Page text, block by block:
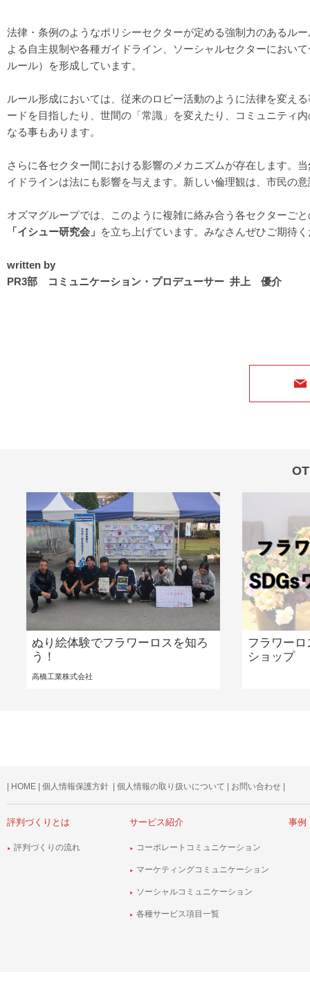
法律・条例のようなポリシーセクターが定める強制力のあるル
よる自主規制や各種ガイドライン、ソーシャルセクターにおい
ルール）を形成しています。
ルール形成においては、従来のロビー活動のように法律を変え
ードを目指したり、世間の「常識」を変えたり、コミュニティ
なる事もあります。
さらに各セクター間における影響のメカニズムが存在します。
イドラインは法にも影響を与えます。新しい倫理観は、市民の
オズマグループでは、このように複雑に絡み合う各セクターご
「イシュー研究会」 を立ち上げています。みなさんぜひご期待
written by
PR3部 コミュニケーション・プロデューサー 井上 優介
ぬり絵体験でフラワーロスを知ろ
う！
高橋工業株式会社
フラワー
ショップ
HOME 個人情報保護方針 個人情報の取り扱いについて お問い合わせ
評判づくりとは
評判づくりの流れ
サービス紹介
コーポレートコミュニケーション
マーケティングコミュニケーション
ソーシャルコミュニケーション
各種サービス項目一覧
事例